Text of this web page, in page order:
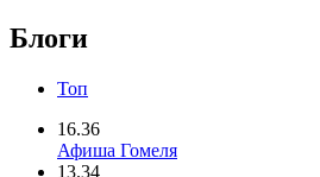
Блоги
Топ
16.36
Афиша Гомеля
13.34